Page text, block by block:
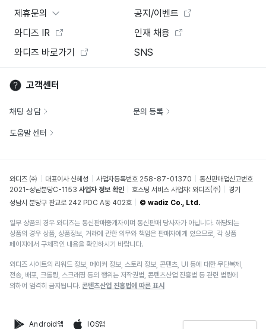
제휴문의
공지/이벤트
와디즈 IR
인재 채용
와디즈 바로가기
SNS
고객센터
채팅 상담 문의 등록
도움말 센터
와디즈 ㈜ 대표이사 신혜성 사업자등록번호 258-87-01370
통신판매업신고번호
2021-성남분당C-1153 사업자 정보 확인 호스팅 서비스 사업자: 와디즈(주)
경기
성남시 분당구 판교로 242 PDC A동 402호
© wadiz Co., Ltd.
일부 상품의 경우 와디즈는 통신판매중개자이며 통신판매 당사자가 아닙니다. 해당되는
상품의 경우 상품, 상품정보, 거래에 관한 의무와 책임은 판매자에게 있으므로, 각 상품
페이지에서 구체적인 내용을 확인하시기 바랍니다.
와디즈 사이트의 리워드 정보, 메이커 정보, 스토리 정보, 콘텐츠, UI 등에 대한 무단복제,
전송, 배포, 크롤링, 스크래핑 등의 행위는 저작권법, 콘텐츠산업 진흥법 등 관련 법령에
의하여 엄격히 금지됩니다. 콘텐츠산업 진흥법에 따른 표시
Android앱 IOS앱